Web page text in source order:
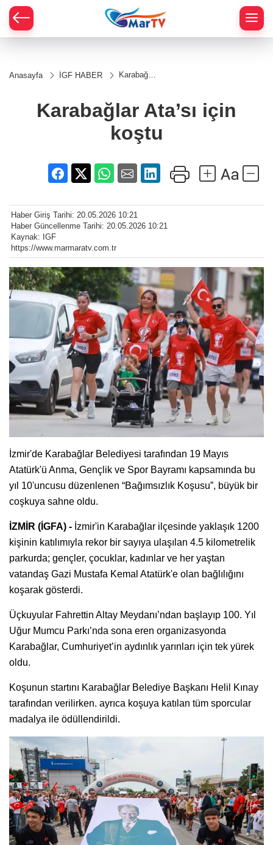
Anasayfa İGF HABER
Karabağlar
Karabağlar Ata’sı için
koştu
Haber Giriş Tarihi: 20.05.2026 10:21
Haber Güncellenme Tarihi: 20.05.2026 10:21
Kaynak: IGF
https://www.marmaratv.com.tr
İzmir'de Karabağlar Belediyesi tarafından 19 Mayıs
Atatürk'ü Anma, Gençlik ve Spor Bayramı kapsamında bu
yıl 10'uncusu düzenlenen “Bağımsızlık Koşusu”, büyük bir
coşkuya sahne oldu.
İZMİR (İGFA) - İzmir'in Karabağlar ilçesinde yaklaşık 1200
kişinin katılımıyla rekor bir sayıya ulaşılan 4.5 kilometrelik
parkurda; gençler, çocuklar, kadınlar ve her yaştan
vatandaş Gazi Mustafa Kemal Atatürk'e olan bağlılığını
koşarak gösterdi.
Üçkuyular Fahrettin Altay Meydanı’ndan başlayıp 100. Yıl
Uğur Mumcu Parkı’nda sona eren organizasyonda
Karabağlar, Cumhuriyet’in aydınlık yarınları için tek yürek
oldu.
Koşunun startını Karabağlar Belediye Başkanı Helil Kınay
tarafından verilirken. ayrıca koşuya katılan tüm sporcular
madalya ile ödüllendirildi.